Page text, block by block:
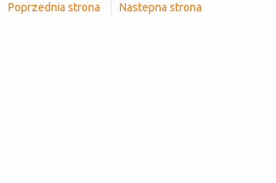
Poprzednia strona Nastepna strona